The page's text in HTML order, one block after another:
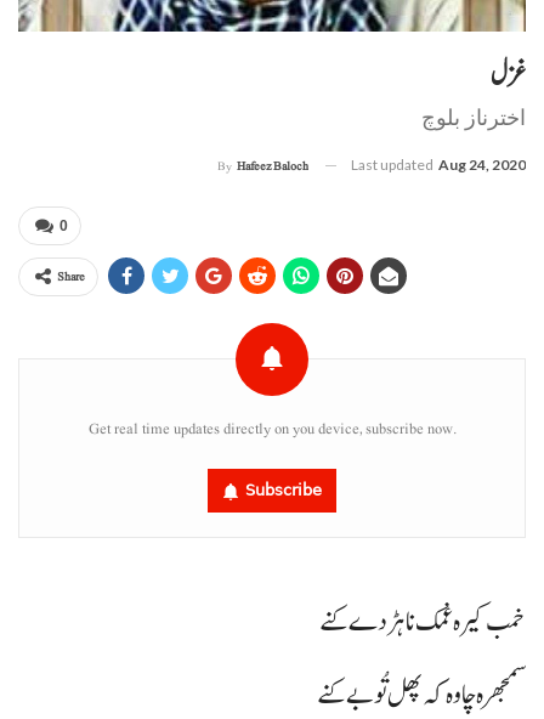
غزل
اخترناز بلوچ
By Hafeez Baloch Last updated Aug 24, 2020
0
Share
Get real time updates directly on you device, subscribe now.
Subscribe
خمب کیرہ غمک نا ہڑدے کنے
سمجھرہ چاوہ کہ پھل تُوبے کنے